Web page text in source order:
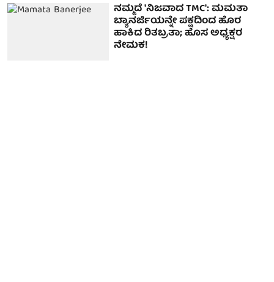
ನಮ್ಮದೆ 'ನಿಜವಾದ TMC': ಮಮತಾ
ಬ್ಯಾನರ್ಜಿಯನ್ನೇ ಪಕ್ಷದಿಂದ ಹೊರ
ಹಾಕಿದ ರಿತಬ್ರತಾ; ಹೊಸ ಅಧ್ಯಕ್ಷರ
ನೇಮಕ!